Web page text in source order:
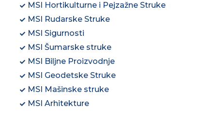
MSI Hortikulturne i Pejzažne Struke
MSI Rudarske Struke
MSI Sigurnosti
MSI Šumarske struke
MSI Biljne Proizvodnje
MSI Geodetske Struke
MSI Mašinske struke
MSI Arhitekture